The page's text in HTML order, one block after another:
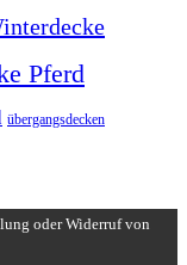
Pferd
übergangsdecken
oder Widerruf von